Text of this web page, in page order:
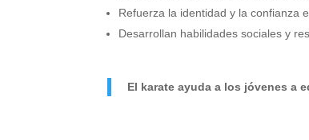
Refuerza la identidad y la confianza
Desarrollan habilidades sociales y
El karate ayuda a los jóvenes a